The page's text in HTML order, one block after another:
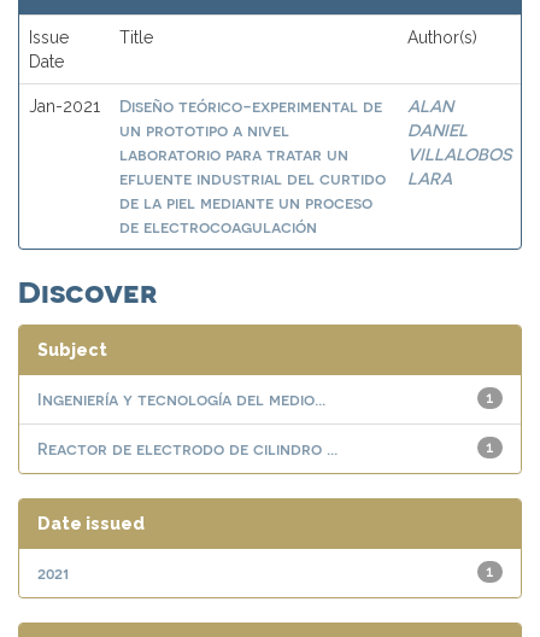
Issue
Date
Title Author(s)
Jan-2021
Diseño teórico-experimental de
un prototipo a nivel
laboratorio para tratar un
efluente industrial del curtido
de la piel mediante un proceso
de electrocoagulación
ALAN
DANIEL
VILLALOBOS
LARA
Discover
Subject
1
Ingeniería y tecnología del medio...
1
Reactor de electrodo de cilindro ...
Date issued
1
2021